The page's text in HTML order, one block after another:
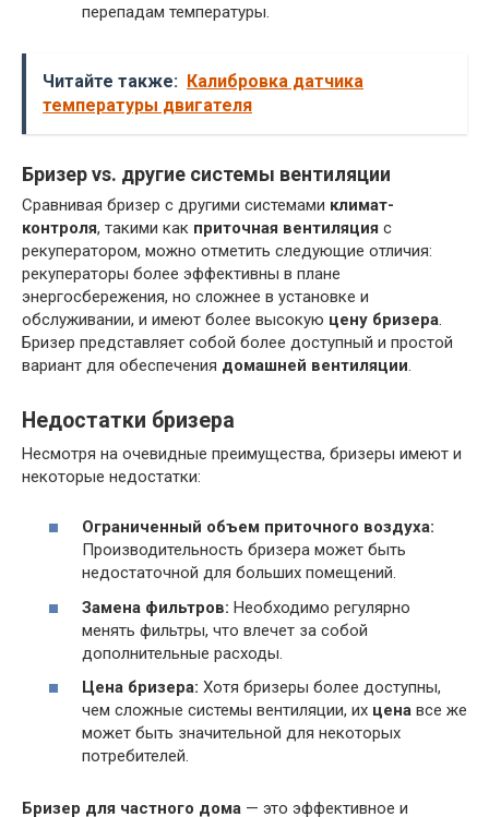
перепадам температуры.
Читайте также: Калибровка датчика
температуры двигателя
Бризер vs. другие системы вентиляции
Сравнивая бризер с другими системами климат-
контроля, такими как приточная вентиляция с
рекуператором, можно отметить следующие отличия:
рекуператоры более эффективны в плане
энергосбережения, но сложнее в установке и
обслуживании, и имеют более высокую цену бризера
Бризер представляет собой более доступный и простой
вариант для обеспечения домашней вентиляции
Недостатки бризера
Несмотря на очевидные преимущества, бризеры имеют и
некоторые недостатки:
Ограниченный объем приточного воздуха:
Производительность бризера может быть
недостаточной для больших помещений.
Замена фильтров: Необходимо регулярно
менять фильтры, что влечет за собой
дополнительные расходы.
Цена бризера: Хотя бризеры более доступны,
чем сложные системы вентиляции, их цена все же
может быть значительной для некоторых
потребителей.
Бризер для частного дома — это эффективное и